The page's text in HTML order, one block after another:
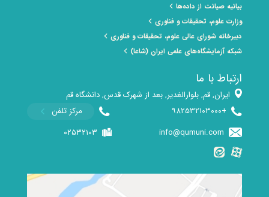
بیانیه صیانت از داده‌ها
وزارت علوم، تحقیقات و فناوری
دبیرخانه شورای عالی علوم، تحقیقات و فناوری
شبکه آزمایشگاه‌های علمی ایران (شاعا)
ارتباط با ما
ایران, قم, بلوارالغدیر, بعد از شهرک قدس, دانشگاه قم
+۹۸۲۵۳۲۱۰۳۰۰۰
مرکز تلفن
info@qumuni.com
۰۲۵۳۲۱۰۳